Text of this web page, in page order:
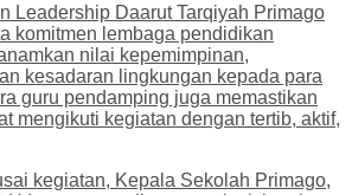
Leadership Daarut Tarqiyah Primago
komitmen lembaga pendidikan
nilai kepemimpinan,
kesadaran lingkungan kepada para
guru pendamping juga memastikan
mengikuti kegiatan dengan tertib, aktif,
kegiatan, Kepala Sekolah Primago,